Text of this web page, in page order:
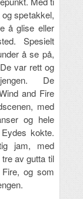
spetakkel,
å glise eller
Spesielt
å se på,
var rett og
De
and Fire
med
og hele
kokte.
jam, med
av gutta til
og som